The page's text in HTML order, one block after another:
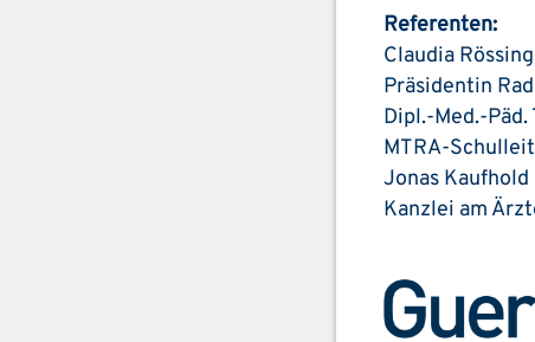
Referenten:
Claudia Rössing
Präsidentin
Dipl.-Med.-
MTRA-
Jonas
Kanzlei am